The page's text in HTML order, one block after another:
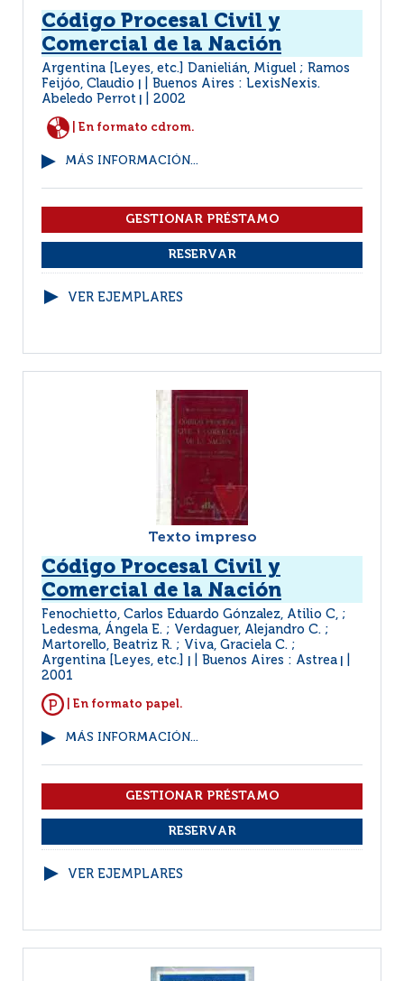
Código Procesal Civil y
Comercial de la Nación
Argentina [Leyes, etc.] Danielián, Miguel ; Ramos
Feijóo, Claudio
Buenos Aires : LexisNexis.
Abeledo Perrot
2002
| En formato cdrom.
MÁS INFORMACIÓN...
VER EJEMPLARES
Texto impreso
Código Procesal Civil y
Comercial de la Nación
Fenochietto, Carlos Eduardo Gónzalez, Atilio C, ;
Ledesma, Ángela E. ; Verdaguer, Alejandro C. ;
Martorello, Beatriz R. ; Viva, Graciela C. ;
Argentina [Leyes, etc.]
Buenos Aires : Astrea
2001
| En formato papel.
MÁS INFORMACIÓN...
VER EJEMPLARES